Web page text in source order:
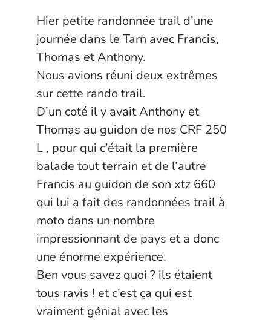
Hier petite randonnée trail d’une
journée dans le Tarn avec Francis,
Thomas et Anthony.
Nous avions réuni deux extrêmes
sur cette rando trail.
D’un coté il y avait Anthony et
Thomas au guidon de nos CRF 250
L , pour qui c’était la première
balade tout terrain et de l’autre
Francis au guidon de son xtz 660
qui lui a fait des randonnées trail à
moto dans un nombre
impressionnant de pays et a donc
une énorme expérience.
Ben vous savez quoi ? ils étaient
tous ravis ! et c’est ça qui est
vraiment génial avec les